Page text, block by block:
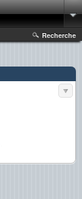
Recherche